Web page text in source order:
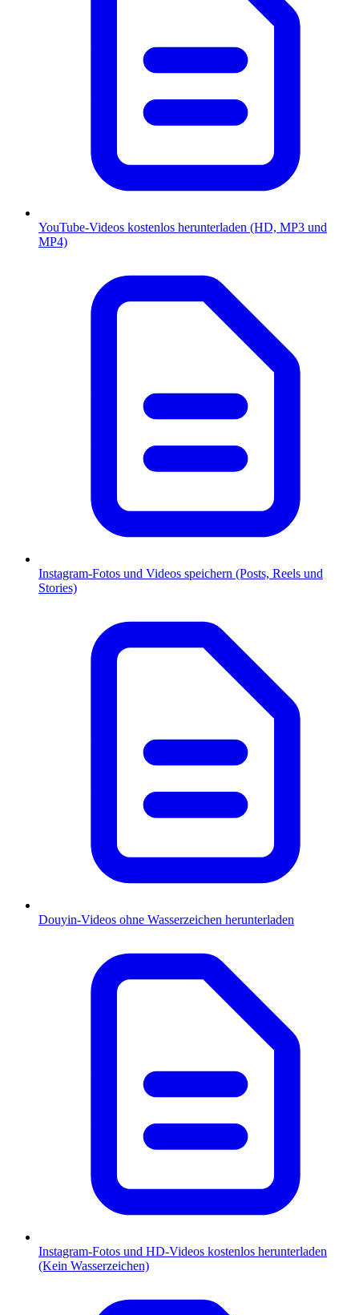
YouTube-Videos kostenlos herunterladen (HD, MP3 und
MP4)
Instagram-Fotos und Videos speichern (Posts, Reels und
Stories)
Douyin-Videos ohne Wasserzeichen herunterladen
Instagram-Fotos und HD-Videos kostenlos herunterladen
(Kein Wasserzeichen)